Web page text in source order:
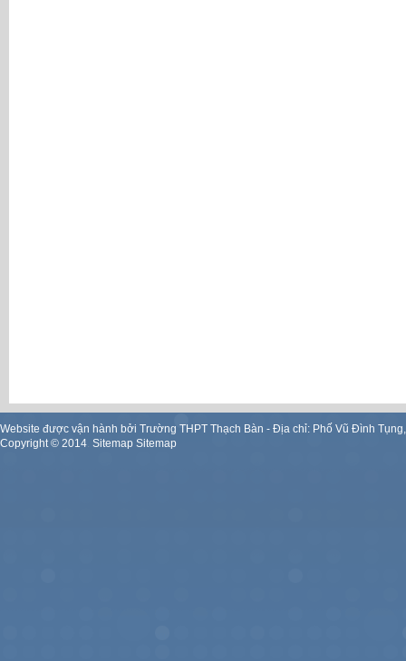
Website được vận hành bởi Trường THPT Thạch Bàn - Địa chỉ: Phố Vũ Đình
Copyright © 2014. Sitemap Sitemap